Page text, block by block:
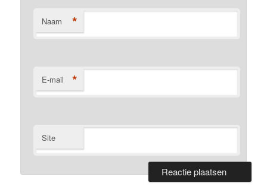
Naam *
E-mail *
Site